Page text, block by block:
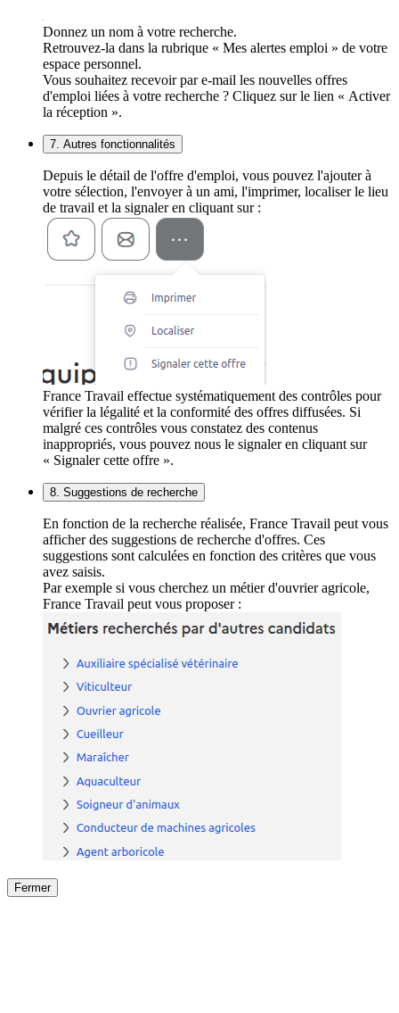
Donnez un nom à votre recherche.
Retrouvez-la dans la rubrique « Mes alertes emploi » de votre
espace personnel.
Vous souhaitez recevoir par e-mail les nouvelles offres
d'emploi liées à votre recherche ? Cliquez sur le lien « Activer
la réception ».
7. Autres fonctionnalités
Depuis le détail de l'offre d'emploi, vous pouvez l'ajouter à
votre sélection, l'envoyer à un ami, l'imprimer, localiser le lieu
de travail et la signaler en cliquant sur :
France Travail effectue systématiquement des contrôles pour
vérifier la légalité et la conformité des offres diffusées. Si
malgré ces contrôles vous constatez des contenus
inappropriés, vous pouvez nous le signaler en cliquant sur
« Signaler cette offre ».
8. Suggestions de recherche
En fonction de la recherche réalisée, France Travail peut vous
afficher des suggestions de recherche d'offres. Ces
suggestions sont calculées en fonction des critères que vous
avez saisis.
Par exemple si vous cherchez un métier d'ouvrier agricole,
France Travail peut vous proposer :
Fermer